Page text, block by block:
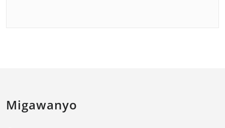
Migawanyo